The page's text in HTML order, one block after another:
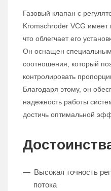
Газовый клапан с
Kromschroder VCG имеет
что облегчает его
Он оснащен
соотношения, который
контролировать
Благодаря этому, он
надежность работы
достичь оптимальной
Высокая точность
потока